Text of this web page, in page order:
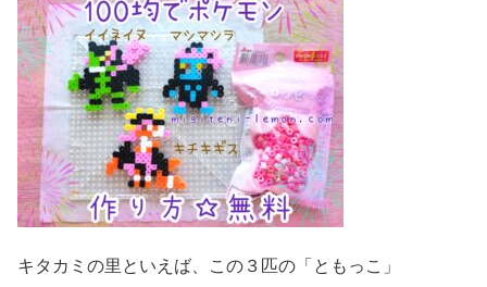
キタカミの里といえば、この３匹の「ともっこ」